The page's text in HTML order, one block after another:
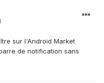
sur l'Android Market
de notification sans